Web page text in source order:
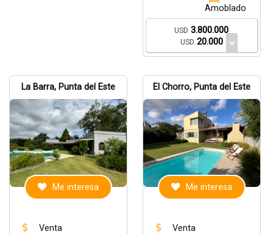
Amoblado
USD 3.800.000
USD 20.000
La Barra, Punta del Este
Me interesa
Venta
El Chorro, Punta del Este
Me interesa
Venta